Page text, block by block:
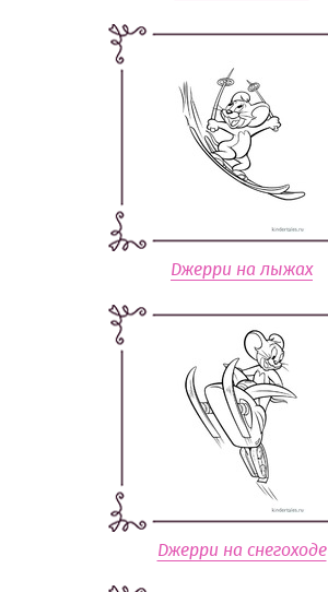
Джерри на лыжах
Джерри на снегоходе